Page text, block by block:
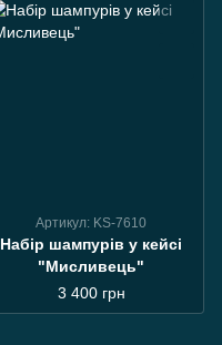
Артикул: KS-7610
Набір шампурів у кейсі
"Мисливець"
3 400 грн